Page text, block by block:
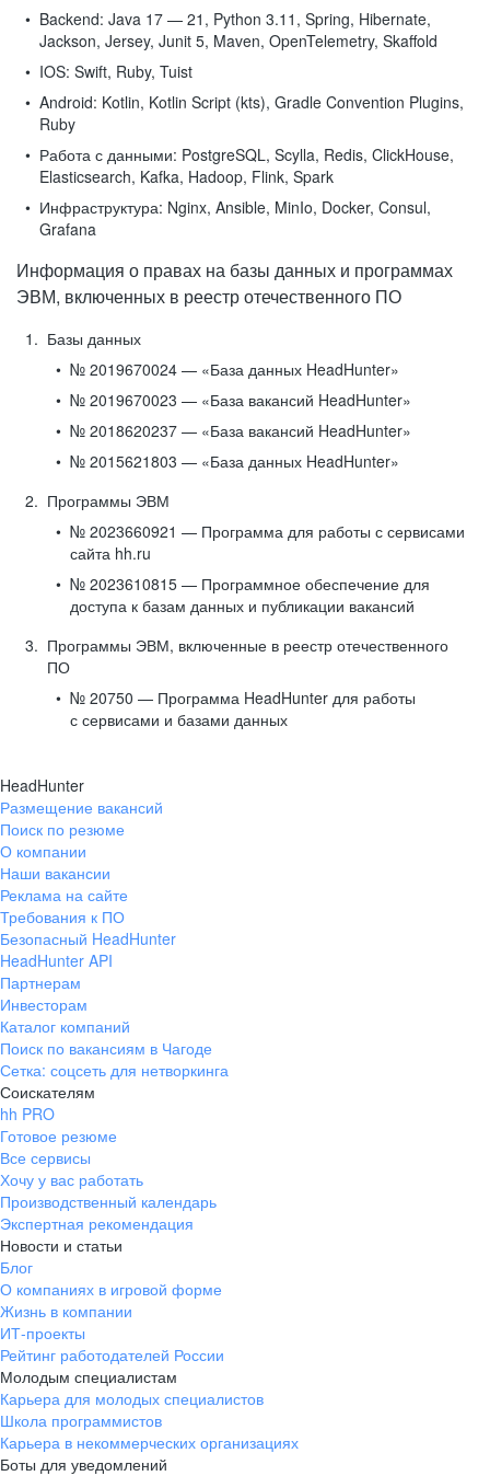
Backend: Java 17 — 21, Python 3.11, Spring, Hibernate,
Jackson, Jersey, Junit 5, Maven, OpenTelemetry, Skaffold
IOS: Swift, Ruby, Tuist
Android: Kotlin, Kotlin Script (kts), Gradle Convention Plugins,
Ruby
Работа с данными: PostgreSQL, Scylla, Redis, ClickHouse,
Elasticsearch, Kafka, Hadoop, Flink, Spark
Инфраструктура: Nginx, Ansible, MinIo, Docker, Consul,
Grafana
Информация о правах на базы данных и программах
ЭВМ, включенных в реестр отечественного ПО
Базы данных
№ 2019670024 — «База данных HeadHunter»
№ 2019670023 — «База вакансий HeadHunter»
№ 2018620237 — «База вакансий HeadHunter»
№ 2015621803 — «База данных HeadHunter»
Программы ЭВМ
№ 2023660921 — Программа для работы с сервисами
сайта hh.ru
№ 2023610815 — Программное обеспечение для
доступа к базам данных и публикации вакансий
Программы ЭВМ, включенные в реестр отечественного
ПО
№ 20750 — Программа HeadHunter для работы
с сервисами и базами данных
HeadHunter
Размещение вакансий
Поиск по резюме
О компании
Наши вакансии
Реклама на сайте
Требования к ПО
Безопасный HeadHunter
HeadHunter API
Партнерам
Инвесторам
Каталог компаний
Поиск по вакансиям в Чагоде
Сетка: соцсеть для нетворкинга
Соискателям
hh PRO
Готовое резюме
Все сервисы
Хочу у вас работать
Производственный календарь
Экспертная рекомендация
Новости и статьи
Блог
О компаниях в игровой форме
Жизнь в компании
ИТ-проекты
Рейтинг работодателей России
Молодым специалистам
Карьера для молодых специалистов
Школа программистов
Карьера в некоммерческих организациях
Боты для уведомлений